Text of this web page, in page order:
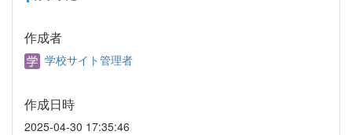
作成者
学校サイト管理者
作成日時
2025-04-30 17:35:46